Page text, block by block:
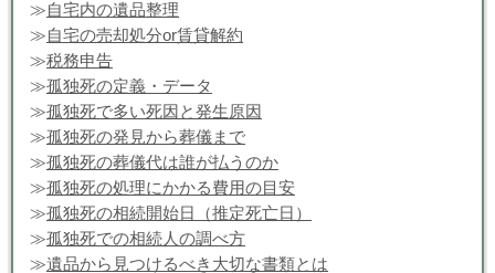
≫自宅内の遺品整理
≫自宅の売却処分or賃貸解約
≫税務申告
≫孤独死の定義・データ
≫孤独死で多い死因と発生原因
≫孤独死の発見から葬儀まで
≫孤独死の葬儀代は誰が払うのか
≫孤独死の処理にかかる費用の目安
≫孤独死の相続開始日（推定死亡日）
≫孤独死での相続人の調べ方
≫遺品から見つけるべき大切な書類とは